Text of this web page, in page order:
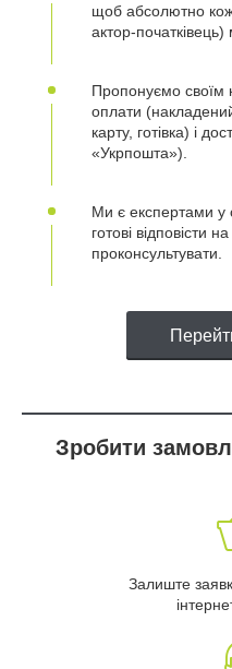
щоб абсолютно
актор-початківець)
Пропонуємо своїм
оплати
карту, готівка) і
«Укрпошта»).
Ми є експертами у
готові відповісти
проконсультувати.
Зробити
Залиште